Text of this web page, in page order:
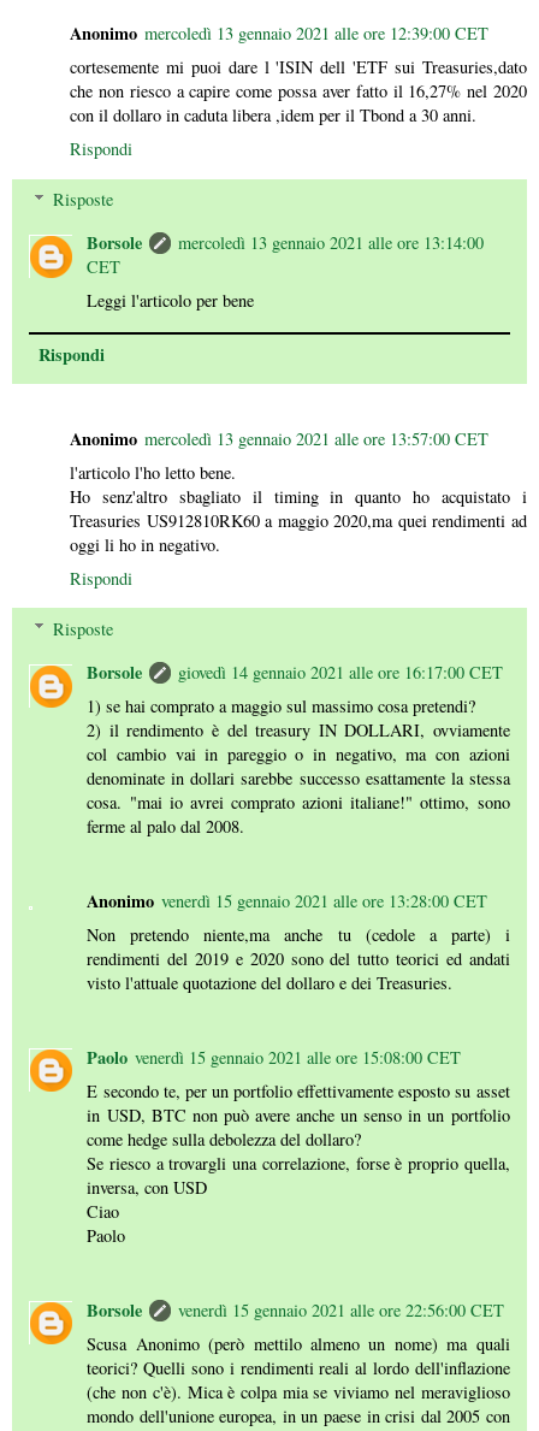
Anonimo mercoledì 13 gennaio 2021 alle ore 12:39:00 CET
cortesemente mi puoi dare l 'ISIN dell 'ETF sui Treasuries,dato
che non riesco a capire come possa aver fatto il 16,27% nel 2020
con il dollaro in caduta libera ,idem per il Tbond a 30 anni.
Rispondi
Risposte
Borsole
mercoledì 13 gennaio 2021 alle ore 13:14:00
CET
Leggi l'articolo per bene
Rispondi
Anonimo mercoledì 13 gennaio 2021 alle ore 13:57:00 CET
l'articolo l'ho letto bene.
Ho senz'altro sbagliato il timing in quanto ho acquistato i
Treasuries US912810RK60 a maggio 2020,ma quei rendimenti ad
oggi li ho in negativo.
Rispondi
Risposte
Borsole
giovedì 14 gennaio 2021 alle ore 16:17:00 CET
1) se hai comprato a maggio sul massimo cosa pretendi?
2) il rendimento è del treasury IN DOLLARI, ovviamente
col cambio vai in pareggio o in negativo, ma con azioni
denominate in dollari sarebbe successo esattamente la stessa
cosa. "mai io avrei comprato azioni italiane!" ottimo, sono
ferme al palo dal 2008.
Anonimo venerdì 15 gennaio 2021 alle ore 13:28:00 CET
Non pretendo niente,ma anche tu (cedole a parte) i
rendimenti del 2019 e 2020 sono del tutto teorici ed andati
visto l'attuale quotazione del dollaro e dei Treasuries.
Paolo venerdì 15 gennaio 2021 alle ore 15:08:00 CET
E secondo te, per un portfolio effettivamente esposto su asset
in USD, BTC non può avere anche un senso in un portfolio
come hedge sulla debolezza del dollaro?
Se riesco a trovargli una correlazione, forse è proprio quella,
inversa, con USD
Ciao
Paolo
Borsole
venerdì 15 gennaio 2021 alle ore 22:56:00 CET
Scusa Anonimo (però mettilo almeno un nome) ma quali
teorici? Quelli sono i rendimenti reali al lordo dell'inflazione
(che non c'è). Mica è colpa mia se viviamo nel meraviglioso
mondo dell'unione europea, in un paese in crisi dal 2005 con